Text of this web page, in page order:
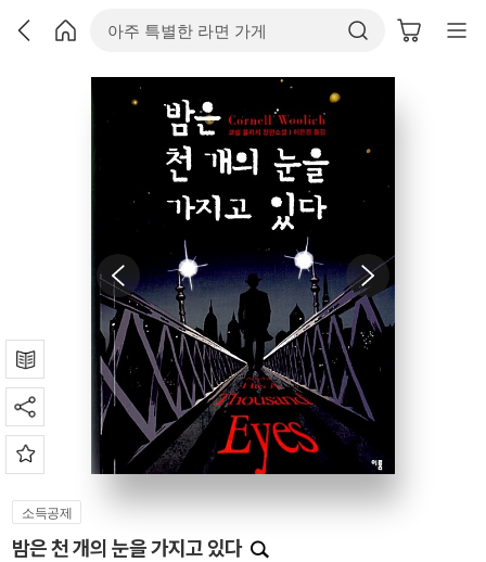
소득공제
밤은 천 개의 눈을 가지고 있다